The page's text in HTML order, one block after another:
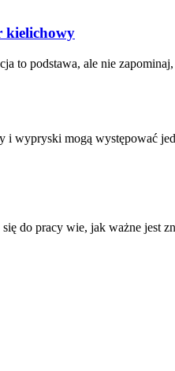
kielichowy
to podstawa, ale nie
wypryski mogą występować
do pracy wie, jak ważne jest